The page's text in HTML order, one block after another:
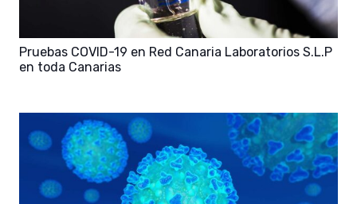
Pruebas COVID-19 en Red Canaria Laboratorios S.L.P
en toda Canarias